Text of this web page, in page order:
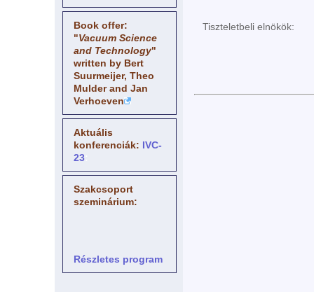
Book offer:
"Vacuum Science
and Technology"
written by Bert
Suurmeijer, Theo
Mulder and Jan
Verhoeven
Aktuális
konferenciák: IVC-
23:
Szakcsoport
szeminárium:
Részletes program
Tiszteletbeli elnökök: